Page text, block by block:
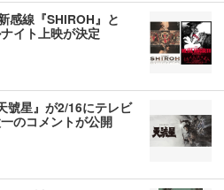
線『SHIROH』と
イト上映が決定
號星』が2/16にテレビ
のコメントが公開